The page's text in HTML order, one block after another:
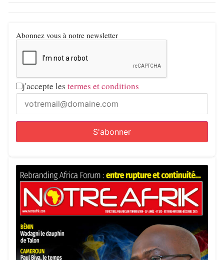
Abonnez vous à notre newsletter
j'accepte les termes et conditions